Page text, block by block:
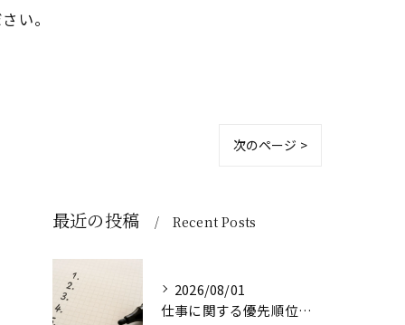
い。
次のページ >
最近の投稿 Recent Posts
2026/08/01
仕事に関する優先順位のつけ方とは